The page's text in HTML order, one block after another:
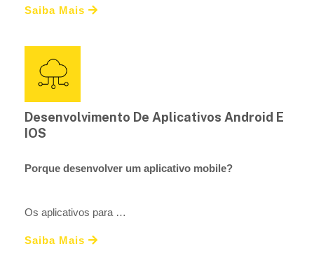
Saiba Mais
Desenvolvimento De Aplicativos Android E
IOS
Porque desenvolver um aplicativo mobile?
Os aplicativos para …
Saiba Mais